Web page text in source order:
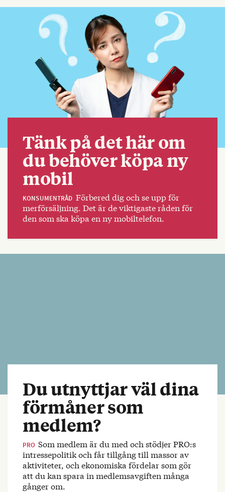
Tänk på det här om
du behöver köpa ny
mobil
KONSUMENTRÅD Förbered dig och se upp för
merförsäljning. Det är de viktigaste råden för
den som ska köpa en ny mobiltelefon.
Du utnyttjar väl dina
förmåner som
medlem?
PRO Som medlem är du med och stödjer PRO:s
intressepolitik och får tillgång till massor av
aktiviteter, och ekonomiska fördelar som gör
att du kan spara in medlemsavgiften många
gånger om.